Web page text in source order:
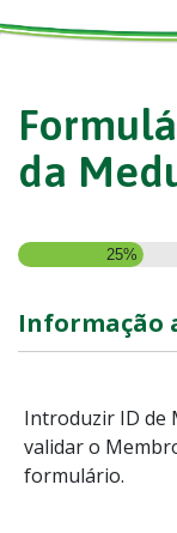
da
25%
Informação
Introduzir ID de
validar o
formulário.